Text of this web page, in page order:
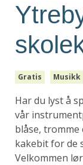
Gratis Musikk
Har du lyst å
vår
blåse,
kakebit for de
Velkommen